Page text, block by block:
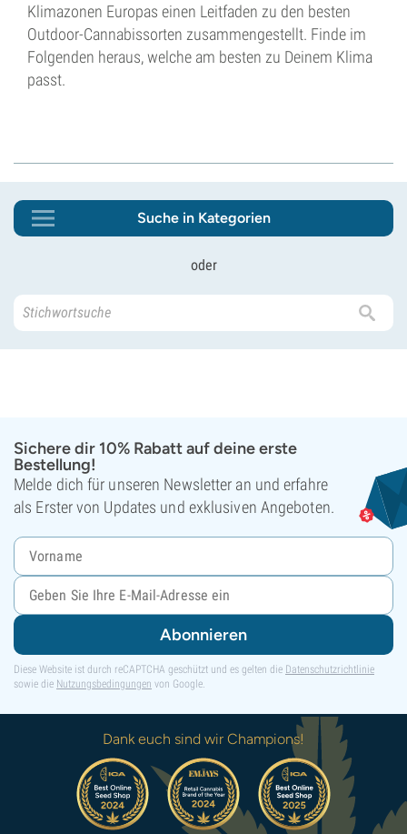
Klimazonen Europas einen Leitfaden zu den besten
Outdoor-Cannabissorten zusammengestellt. Finde im
Folgenden heraus, welche am besten zu Deinem Klima
passt.
Suche in Kategorien
oder
Sichere dir 10% Rabatt auf deine erste
Bestellung!
Melde dich für unseren Newsletter an und erfahre
als Erster von Updates und exklusiven Angeboten.
Abonnieren
Diese Website ist durch reCAPTCHA geschützt und es gelten die Datenschutzrichtlinie
sowie die Nutzungsbedingungen von Google.
Dank euch sind wir Champions!